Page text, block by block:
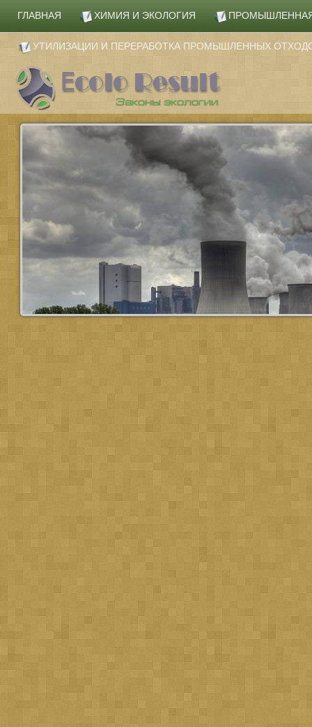
ГЛАВНАЯ ХИМИЯ И ЭКОЛОГИЯ
УТИЛИЗАЦИИ И ПЕРЕРАБОТКА ПРОМЫШЛЕННЫХ